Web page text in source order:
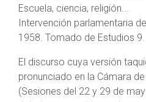
Escuela, ciencia, religión...
Intervención parlamentaria
1958. Tomado de Estudios 9.
El discurso cuya versión
pronunciado en la Cámara
(Sesiones del 22 y 29 de